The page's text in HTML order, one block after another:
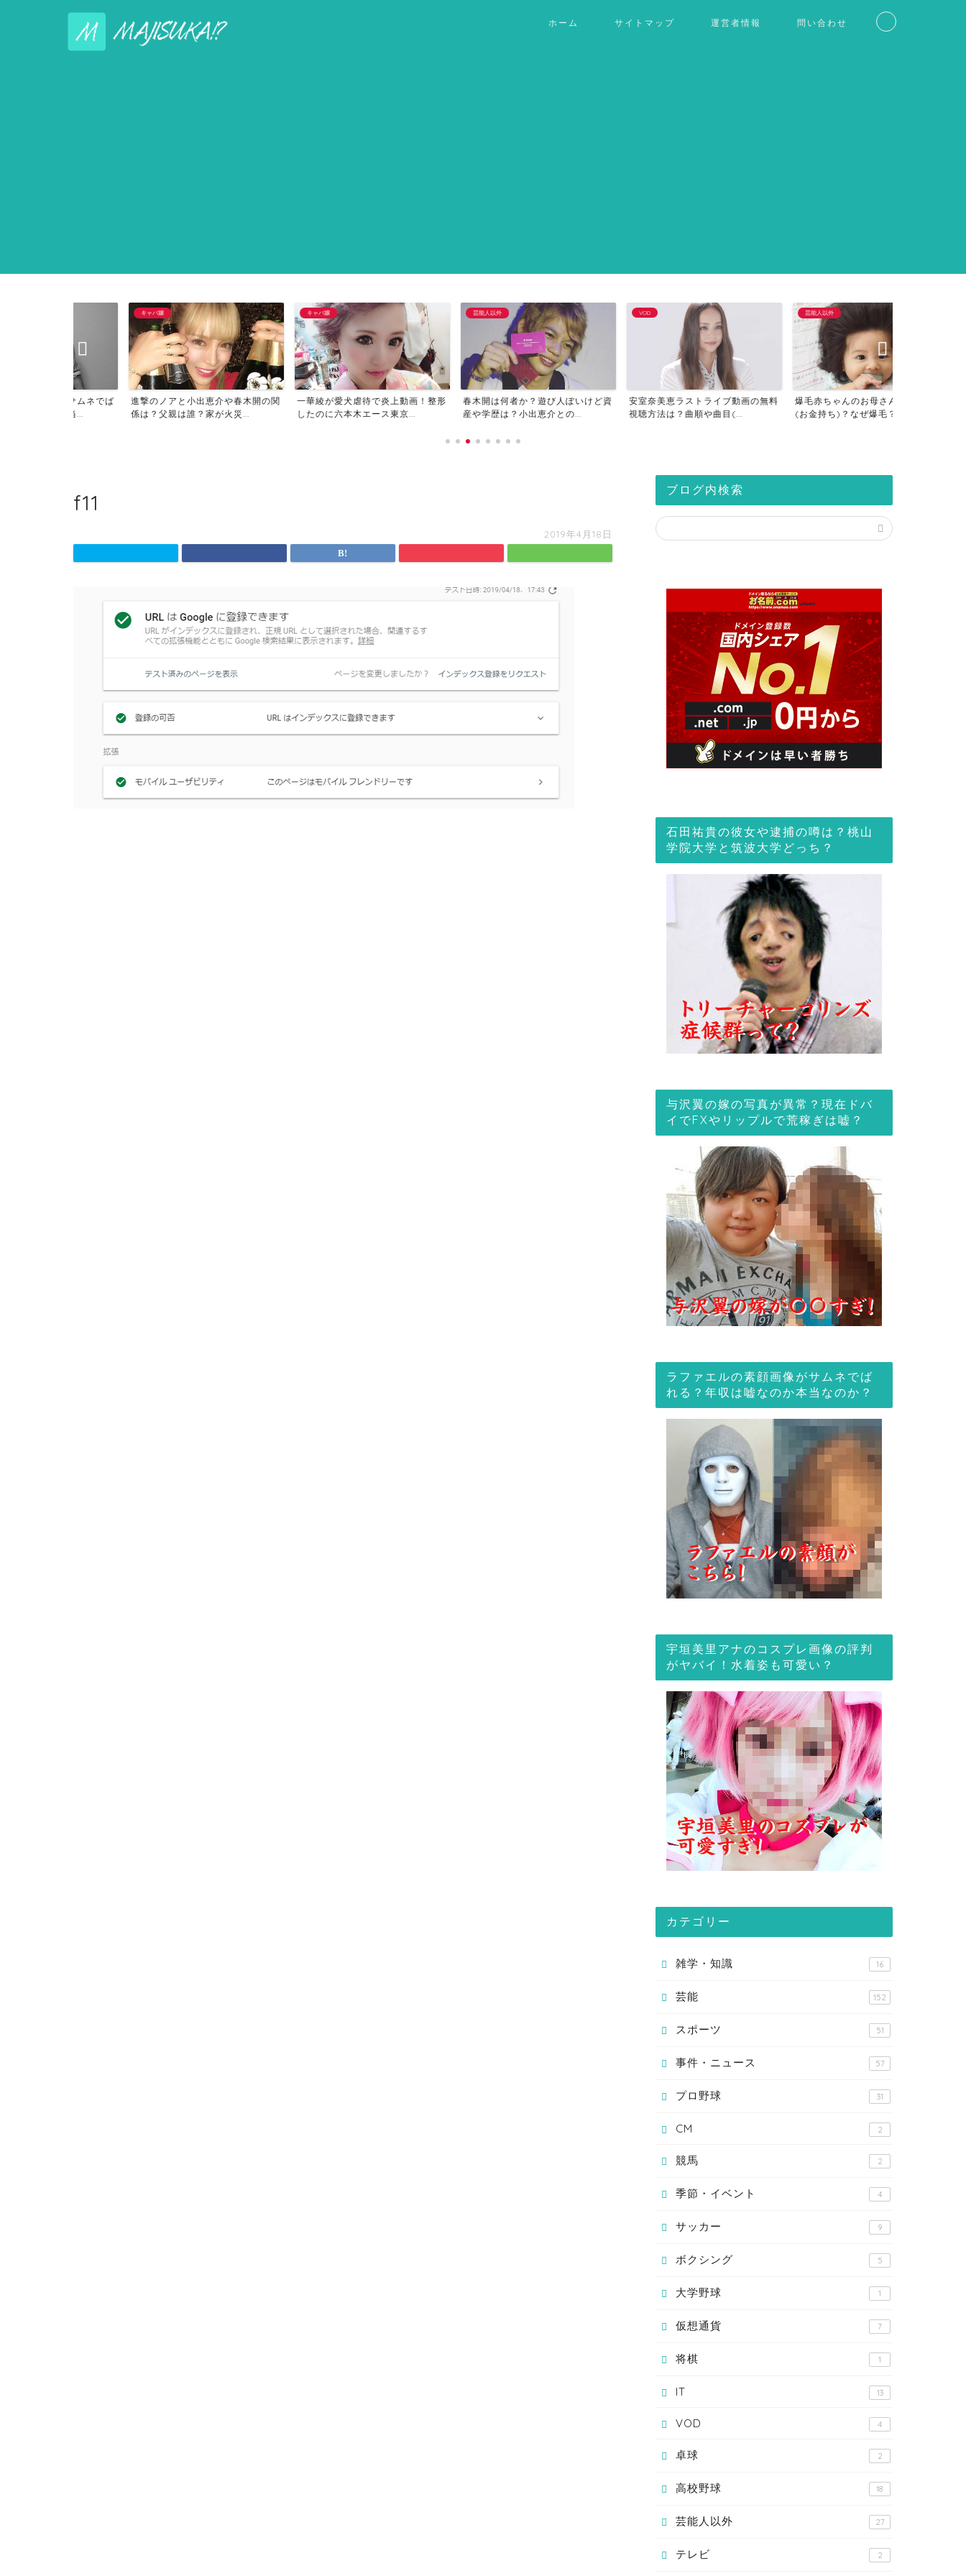
ホーム サイトマップ 運営者情報 問い合わせ
進撃のノアと小出恵介や春木開の関
係は？父親は誰？家が火災...
キャバ嬢
一華綾が愛犬虐待で炎上動画！整形
したのに六本木エース東京...
芸能人以外
春木開は何者か？遊び人ぽいけど資
産や学歴は？小出恵介との...
VOD
安室奈美恵ラストライブ動画の無料
視聴方法は？曲順や曲目(...
爆毛赤ちゃんのお母さんはセレブ
(お金持ち)？なぜ爆毛？病...
f11
2019年4月18日
ブログ内検索
石田祐貴の彼女や逮捕の噂は？桃山
学院大学と筑波大学どっち？
与沢翼の嫁の写真が異常？現在ドバ
イでFXやリップルで荒稼ぎは嘘？
ラファエルの素顔画像がサムネでば
れる？年収は嘘なのか本当なのか？
宇垣美里アナのコスプレ画像の評判
がヤバイ！水着姿も可愛い？
カテゴリー
雑学・知識 16
芸能 152
スポーツ 51
事件・ニュース 57
プロ野球 31
CM 2
競馬 2
季節・イベント 4
サッカー 9
ボクシング 5
大学野球 1
仮想通貨 7
将棋 1
IT 13
VOD 4
卓球 2
高校野球 18
芸能人以外 27
テレビ 2